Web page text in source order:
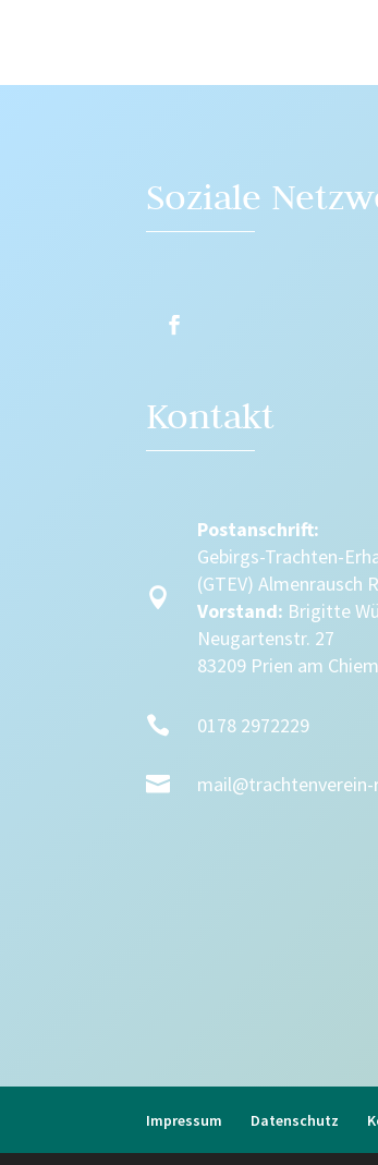
Soziale
Kontakt

Postanschrift:
Gebirgs-Trachten-
(GTEV) Almenrausch
Vorstand: Brigitte
Neugartenstr. 27
83209 Prien am
 0178 2972229

Impressum Datenschutz